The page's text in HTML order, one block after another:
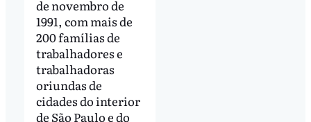
de novembro de
1991, com mais de
200 famílias de
trabalhadores e
trabalhadoras
oriundas de
cidades do interior
de São Paulo e do